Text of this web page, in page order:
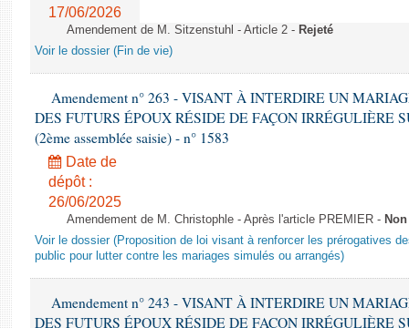
17/06/2026
Amendement de M. Sitzenstuhl - Article 2 - Rejeté
Voir le dossier (Fin de vie)
Amendement n° 263 - VISANT À INTERDIRE UN
DES FUTURS ÉPOUX RÉSIDE DE FAÇON IRRÉGULIÈRE
(2ème assemblée saisie) - n° 1583
Date de
dépôt :
26/06/2025
Amendement de M. Christophle - Après l'article PREMIER -
Voir le dossier (Proposition de loi visant à renforcer les prérogatives
public pour lutter contre les mariages simulés ou arrangés)
Amendement n° 243 - VISANT À INTERDIRE UN
DES FUTURS ÉPOUX RÉSIDE DE FAÇON IRRÉGULIÈRE